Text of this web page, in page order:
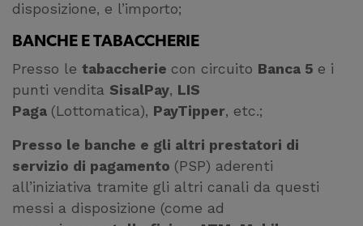
disposizione, e l’importo;
BANCHE E TABACCHERIE
Presso le tabaccherie con circuito Banca 5 e i
punti vendita SisalPay, LIS
Paga (Lottomatica), PayTipper, etc.;
Presso le banche e gli altri prestatori di
servizio di pagamento (PSP) aderenti
all’iniziativa tramite gli altri canali da questi
messi a disposizione (come ad